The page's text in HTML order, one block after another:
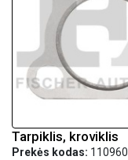
Tarpiklis, kroviklis
Prekės kodas: 110960